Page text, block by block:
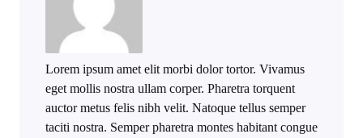
Lorem ipsum amet elit morbi dolor tortor. Vivamus
eget mollis nostra ullam corper. Pharetra torquent
auctor metus felis nibh velit. Natoque tellus semper
taciti nostra. Semper pharetra montes habitant congue